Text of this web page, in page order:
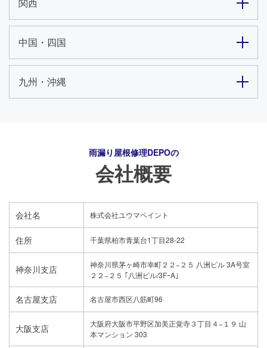
関西
中国・四国
九州・沖縄
雨漏り屋根修理DEPOの
会社概要
会社名 株式会社ユウマペイント
住所 千葉県柏市青葉台1丁目28-22
神奈川支店
神奈川県茅ヶ崎市幸町２２−２５ 八洲ビル 3A号室
２２−２５ ｢八洲ビル/3FｰA｣
名古屋支店 名古屋市西区八筋町96
大阪支店
大阪府大阪市平野区加美正覚寺３丁目４−１９ 山
本マンション 303